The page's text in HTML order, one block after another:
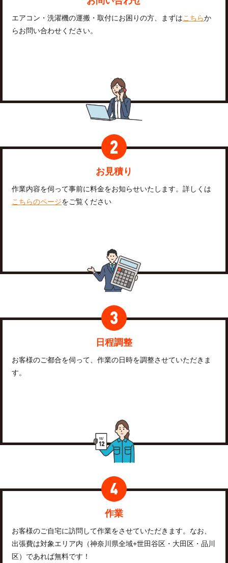
エアコン・洗濯機の運搬・取付にお困りの方、まずはこちらか
らお問い合わせください。
お見積り
作業内容を伺って事前に料金をお知らせいたします。詳しくは
こちらのページをご覧ください
日程調整
お客様のご都合を伺って、作業の日時を調整させていただきま
す。
作業
お客様のご自宅に訪問して作業をさせていただきます。なお、
出張費は対象エリア内（神奈川県全域+世田谷区・大田区・品川
区）であれば無料です！